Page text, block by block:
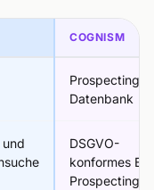
COGNISM
Prospecting-
Datenbank
DSGVO-
konformes
Prospecting